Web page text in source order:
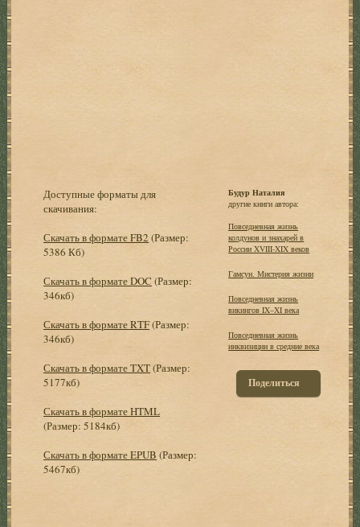
Доступные форматы для
скачивания:
Скачать в формате FB2 (Размер:
5386 Кб)
Скачать в формате DOC (Размер:
346кб)
Скачать в формате RTF(Размер:
346кб)
Скачать в формате TXT(Размер:
5177кб)
Скачать в формате HTML
(Размер: 5184кб)
Скачать в формате EPUB (Размер:
5467кб)
Будур Наталия
другие книги автора:
Повседневная жизнь
колдунов и знахарей в
России XVIII-XIX веков
Гамсун. Мистерия жизни
Повседневная жизнь
викингов IX–XI века
Повседневная жизнь
инквизиции в средние века
Поделиться